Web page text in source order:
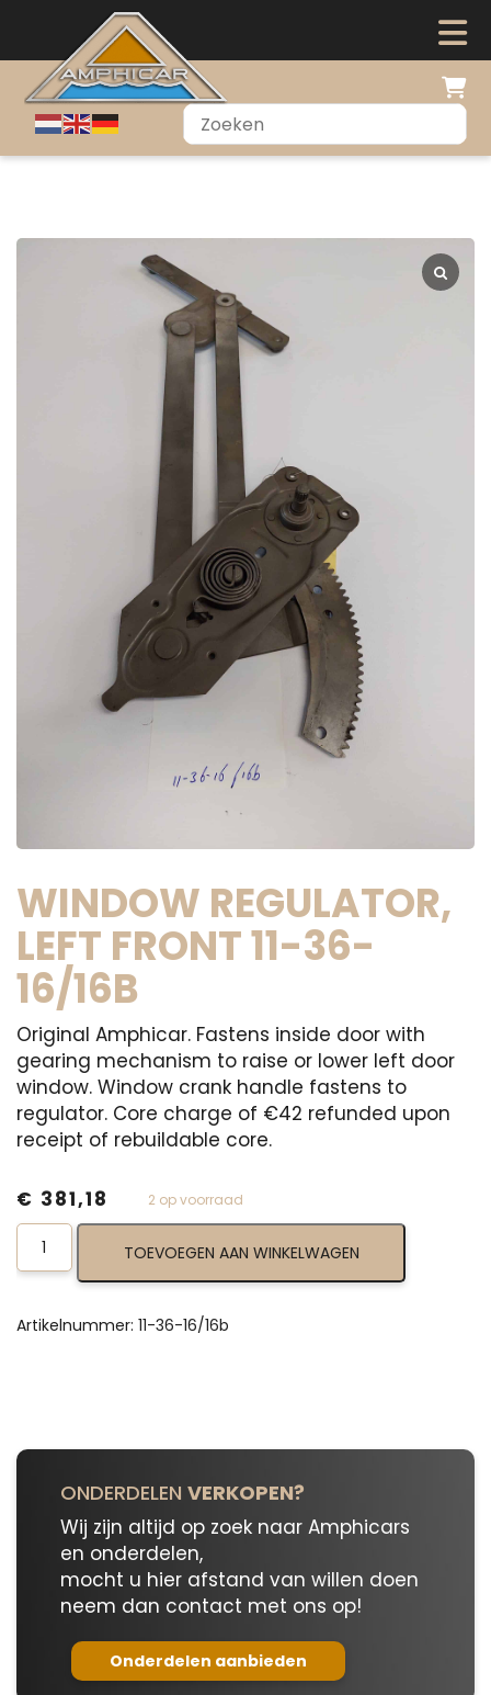
WINDOW REGULATOR,
LEFT FRONT 11-36-
16/16B
Original Amphicar. Fastens inside door with
gearing mechanism to raise or lower left door
window. Window crank handle fastens to
regulator. Core charge of €42 refunded upon
receipt of rebuildable core.
2 op voorraad
€ 381,18
Window
Regulator,
Left
11-
TOEVOEGEN AAN WINKELWAGEN
Artikelnummer: 11-36-16/16b
ONDERDELEN VERKOPEN?
Wij zijn altijd op zoek naar Amphicars
en onderdelen,
mocht u hier afstand van willen doen
neem dan contact met ons op!
Onderdelen aanbieden